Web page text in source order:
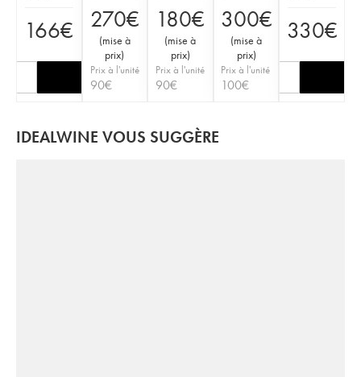
166€ 270€
(mise à
prix)
Prix à l'unité
90€
180€
(mise à
prix)
Prix à l'unité
90€
300€
(mise à
prix)
Prix à l'unité
100€
330€
IDEALWINE VOUS SUGGÈRE